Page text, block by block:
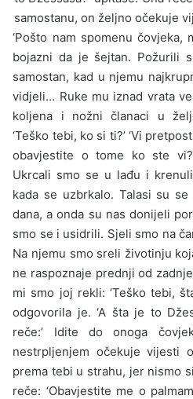
samostanu, on željno očekuje
‘Pošto nam spomenu
bojazni da je šejtan. Požurili
samostan, kad u njemu
vidjeli… Ruke mu iznad vrata
koljena i nožni članaci u
‘Teško tebi, ko si ti?’ ‘Vi
obavjestite o tome ko ste
Ukrcali smo se u lađu i
kada se uzbrkalo. Talasi su
dana, a onda su nas donijeli
smo se i usidrili. Sjeli smo na
Na njemu smo sreli životinju
ne raspoznaje prednji od
mi smo joj rekli: ‘Teško tebi, šta
odgovorila je. ‘A šta je to
reče:’ Idite do onoga
nestrpljenjem očekuje vijesti
prema tebi u strahu, jer nismo
reče: ‘Obavjestite me o